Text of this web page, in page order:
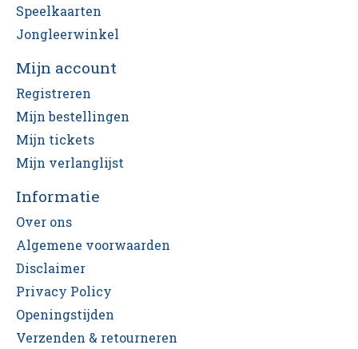
Speelkaarten
Jongleerwinkel
Mijn account
Registreren
Mijn bestellingen
Mijn tickets
Mijn verlanglijst
Informatie
Over ons
Algemene voorwaarden
Disclaimer
Privacy Policy
Openingstijden
Verzenden & retourneren